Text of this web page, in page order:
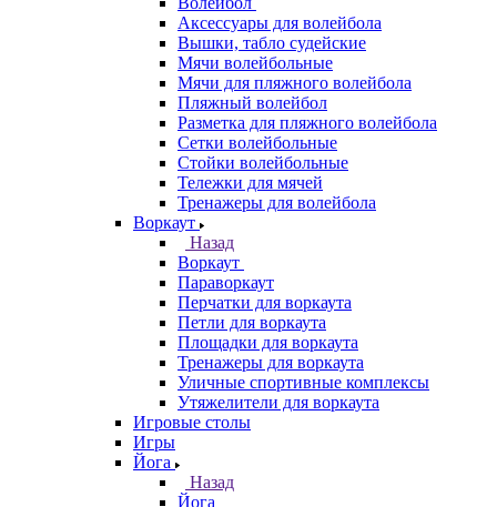
Аксессуары для волейбола
Вышки, табло судейские
Мячи волейбольные
Мячи для пляжного волейбола
Пляжный волейбол
Разметка для пляжного волейбола
Сетки волейбольные
Стойки волейбольные
Тележки для мячей
Тренажеры для волейбола
Воркаут
Назад
Воркаут
Параворкаут
Перчатки для воркаута
Петли для воркаута
Площадки для воркаута
Тренажеры для воркаута
Уличные спортивные комплексы
Утяжелители для воркаута
Игровые столы
Игры
Йога
Назад
Йога